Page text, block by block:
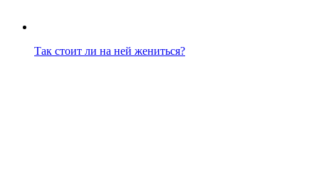
Так стоит ли на ней жениться?